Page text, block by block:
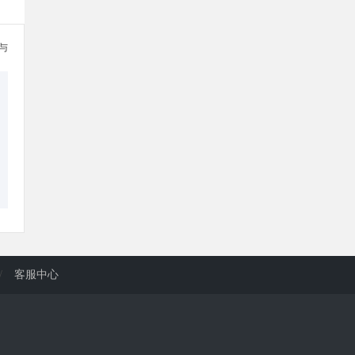
/ 客服中心